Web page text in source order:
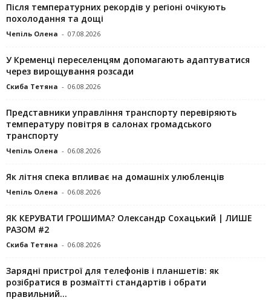
Після температурних рекордів у регіоні очікують
похолодання та дощі
Чепіль Олена - 07.08.2026
У Кременці переселенцям допомагають адаптуватися
через вирощування розсади
Скиба Тетяна - 06.08.2026
Представники управління транспорту перевіряють
температуру повітря в салонах громадського
транспорту
Чепіль Олена - 06.08.2026
Як літня спека впливає на домашніх улюбленців
Чепіль Олена - 06.08.2026
ЯК КЕРУВАТИ ГРОШИМА? Олександр Сохацький | ЛИШЕ
РАЗОМ #2
Скиба Тетяна - 06.08.2026
Зарядні пристрої для телефонів і планшетів: як
розібратися в розмаїтті стандартів і обрати
правильний...